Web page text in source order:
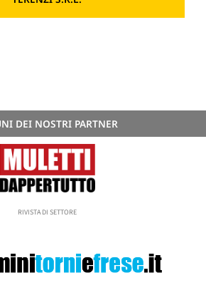
DEI NOSTRI PARTNER
RIVISTA DI SETTORE